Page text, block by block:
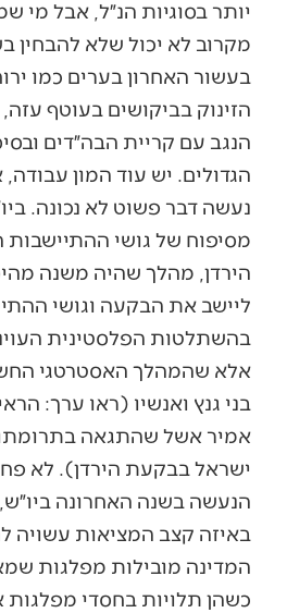
יותר בסוגיות הנ״ל, אבל מי
מקרוב לא יכול שלא להבחין
בעשור האחרון בערים כמו
הזינוק בביקושים בעוטף
הנגב עם קריית הבה״דים
הגדולים. יש עוד המון
נעשה דבר פשוט לא נכונה.
מסיפוח של גושי ההתיישבות
הירדן, מהלך שהיה משנה
ליישב את הבקעה וגושי
בהשתלטות הפלסטינית
אלא שהמהלך האסטרטגי
בני גנץ ואנשיו (ראו ערך:
אמיר אשל שהתגאה בתרומתו
ישראל בבקעת הירדן). לא
הנעשה בשנה האחרונה
באיזה קצב המציאות עשויה
המדינה מובילות מפלגות
כשהן תלויות בחסדי מפלגות